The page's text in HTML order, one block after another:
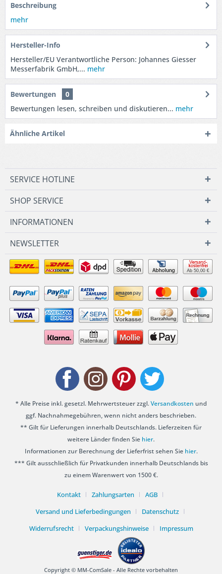
Beschreibung
mehr
Hersteller-Info
Hersteller/EU Verantwortliche Person: Johannes Giesser
Messerfabrik GmbH,... mehr
Bewertungen
0
Bewertungen lesen, schreiben und diskutieren... mehr
Ähnliche Artikel
SERVICE HOTLINE
SHOP SERVICE
INFORMATIONEN
NEWSLETTER
Ab 50,00 €
* Alle Preise inkl. gesetzl. Mehrwertsteuer zzgl.Versandkosten und
ggf. Nachnahmegebühren, wenn nicht anders beschrieben.
** Gilt für Lieferungen innerhalb Deutschlands. Lieferzeiten für
weitere Länder finden Sie hier.
Informationen zur Berechnung der Lieferfrist sehen Sie hier.
*** Gilt ausschließlich für Privatkunden innerhalb Deutschlands bis
zu einem Warenwert von 1500 €.
Kontakt Zahlungsarten
AGB
Versand und Lieferbedingungen
Datenschutz
Widerrufsrecht
Verpackungshinweise Impressum
Copyright © MM-ComSale - Alle Rechte vorbehalten